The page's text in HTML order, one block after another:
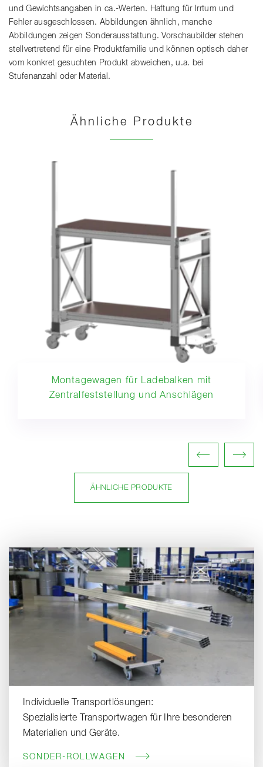
und Gewichtsangaben in ca.-Werten. Haftung für Irrtum und
Fehler ausgeschlossen. Abbildungen ähnlich, manche
Abbildungen zeigen Sonderausstattung. Vorschaubilder stehen
stellvertretend für eine Produktfamilie und können optisch daher
vom konkret gesuchten Produkt abweichen, u.a. bei
Stufenanzahl oder Material.
Ähnliche Produkte
Montagewagen für Ladebalken mit
Zentralfeststellung und Anschlägen
ÄHNLICHE PRODUKTE
Individuelle Transportlösungen:
Spezialisierte Transportwagen für Ihre besonderen
Materialien und Geräte.
SONDER-ROLLWAGEN